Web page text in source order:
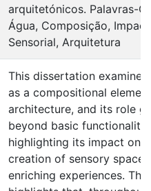
arquitetónicos. Palavras-
Água, Composição,
Sensorial, Arquitetura
This dissertation
as a compositional
architecture, and its role
beyond basic functionality,
highlighting its impact on
creation of sensory
enriching experiences.